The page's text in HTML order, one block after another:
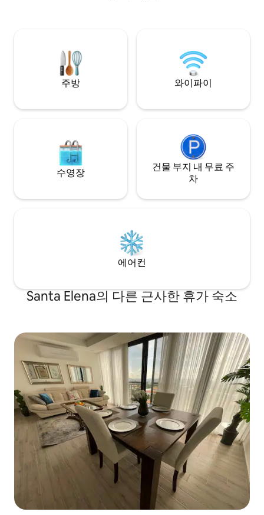
주방 와이파이
수영장
건물 부지 내 무료 주
차
에어컨
Santa Elena의 다른 근사한 휴가 숙소